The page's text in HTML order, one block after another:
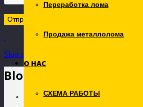
Переработка лома
Продажа металлолома
О НАС
СХЕМА РАБОТЫ
Skip to Content
Blog Archives
Главная